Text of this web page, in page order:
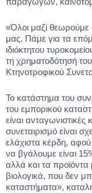
«Όλοι μαζί θεωρούμε
μας. Πάμε για τα
ιδιόκτητου
τη χρηματοδότησή
Κτηνοτροφικού
Το κατάστημα του
του εμπορικού
είναι
συνεταιρισμό είναι
ελάχιστα κέρδη,
να βγάλουμε είναι
αλλά και τα προϊόντα
βιολογικά, που δεν
καταστήματα»,